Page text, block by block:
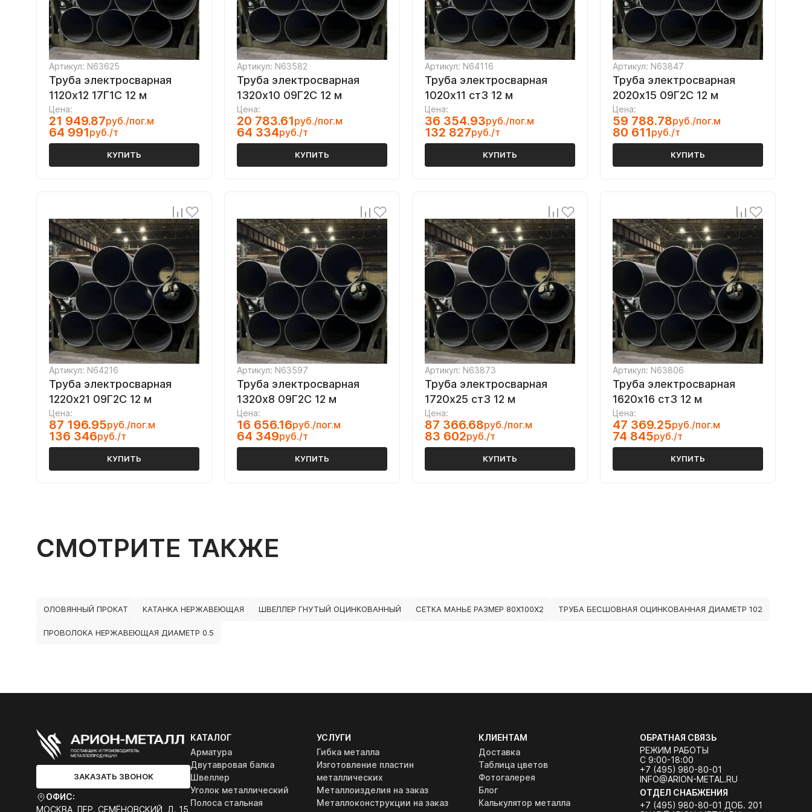
Артикул: N63625
Труба электросварная
1120х12 17Г1С 12 м
Цена:
21 949.87руб./пог.м
64 991руб./т
КУПИТЬ
Артикул: N63582
Труба электросварная
1320х10 09Г2С 12 м
Цена:
20 783.61руб./пог.м
64 334руб./т
КУПИТЬ
Артикул: N64116
Труба электросварная
1020х11 ст3 12 м
Цена:
36 354.93руб./пог.м
132 827руб./т
КУПИТЬ
Артикул: N63847
Труба электросварная
2020х15 09Г2С 12 м
Цена:
59 788.78руб./пог.м
80 611руб./т
КУПИТЬ
Артикул: N64216
Труба электросварная
1220х21 09Г2С 12 м
Цена:
87 196.95руб./пог.м
136 346руб./т
КУПИТЬ
Артикул: N63597
Труба электросварная
1320х8 09Г2С 12 м
Цена:
16 656.16руб./пог.м
64 349руб./т
КУПИТЬ
Артикул: N63873
Труба электросварная
1720х25 ст3 12 м
Цена:
87 366.68руб./пог.м
83 602руб./т
КУПИТЬ
Артикул: N63806
Труба электросварная
1620х16 ст3 12 м
Цена:
47 369.25руб./пог.м
74 845руб./т
КУПИТЬ
СМОТРИТЕ ТАКЖЕ
ОЛОВЯННЫЙ ПРОКАТ КАТАНКА НЕРЖАВЕЮЩАЯ ШВЕЛЛЕР ГНУТЫЙ ОЦИНКОВАННЫЙ СЕТКА МАНЬЕ РАЗМЕР 80Х100Х2 ТРУБА БЕСШОВНАЯ ОЦИНКОВАННАЯ ДИАМЕТР 102
ПРОВОЛОКА НЕРЖАВЕЮЩАЯ ДИАМЕТР 0.5
ЗАКАЗАТЬ ЗВОНОК
ОФИС:
МОСКВА, ПЕР. СЕМЁНОВСКИЙ, Д. 15
КАТАЛОГ
Арматура
Двутавровая балка
Швеллер
Уголок металлический
Полоса стальная
УСЛУГИ
Гибка металла
Изготовление пластин
металлических
Металлоизделия на заказ
Металлоконструкции на заказ
КЛИЕНТАМ
Доставка
Таблица цветов
Фотогалерея
Блог
Калькулятор металла
ОБРАТНАЯ СВЯЗЬ
РЕЖИМ РАБОТЫ
С 9:00-18:00
+7 (495) 980-80-01
INFO@ARION-METAL.RU
ОТДЕЛ СНАБЖЕНИЯ
+7 (495) 980-80-01 ДОБ. 201